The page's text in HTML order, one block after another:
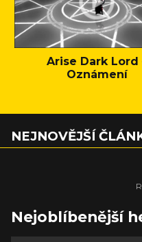
Arise Dark Lord
Oznámení
NEJNOVĚJŠÍ
Nejoblíbenější